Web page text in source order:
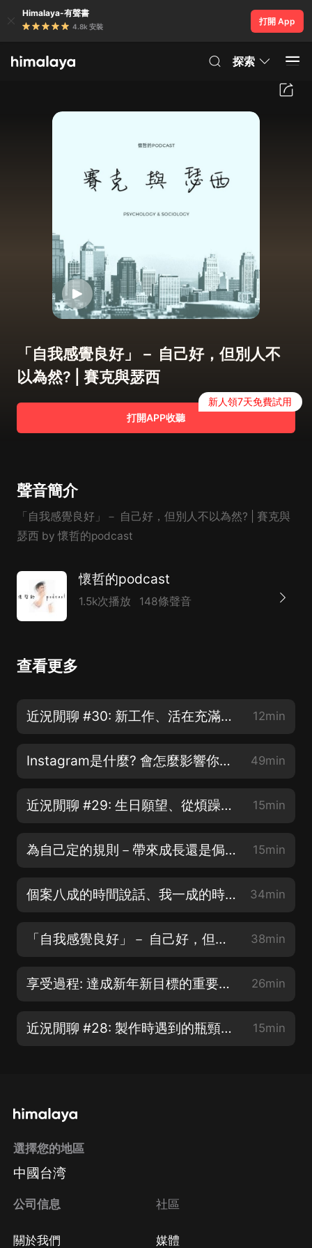
Himalaya-有聲書
4.8k 安裝
打開 App
探索
「自我感覺良好」－ 自己好，但別人不
以為然? | 賽克與瑟西
打開APP收聽
新人領7天免費試用
聲音簡介
「自我感覺良好」－ 自己好，但別人不以為然? | 賽克與
瑟西 by 懷哲的podcast
懷哲的podcast
1.5k次播放 148條聲音
查看更多
近況閒聊 #30: 新工作、活在充滿刺激的世界 12min
Instagram是什麼? 會怎麼影響你? | S&R ep8 49min
近況閒聊 #29: 生日願望、從煩躁到平靜 15min
為自己定的規則－帶來成長還是侷限? | 賽克與瑟西 15min
個案八成的時間說話、我一成的時間說話、最後一成的時間我們一起沉默 | 心理師的養成紀錄 EP9 34min
「自我感覺良好」－ 自己好，但別人不以為然? | 賽克與瑟西 38min
享受過程: 達成新年新目標的重要關鍵 | 賽克與瑟西 26min
近況閒聊 #28: 製作時遇到的瓶頸，podcast的未來走向 15min
選擇您的地區
中國台湾
公司信息
關於我們
社區
媒體